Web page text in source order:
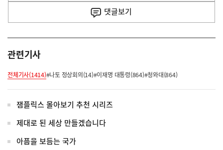
댓글보기
관련기사
전체기사(1414)#나토 정상회의(14)#이재명 대통령(864)#청와대(864)
잼플릭스 몰아보기 추천 시리즈
제대로 된 세상 만들겠습니다
아픔을 보듬는 국가